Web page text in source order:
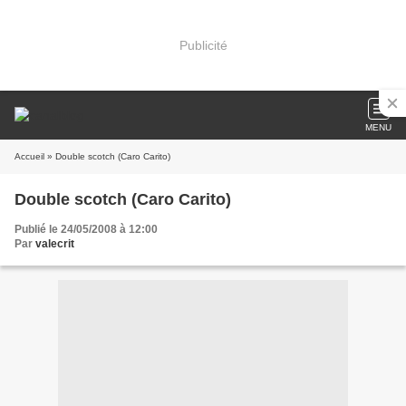
Publicité
MENU
Accueil » Double scotch (Caro Carito)
Double scotch (Caro Carito)
Publié le 24/05/2008 à 12:00
Par valecrit